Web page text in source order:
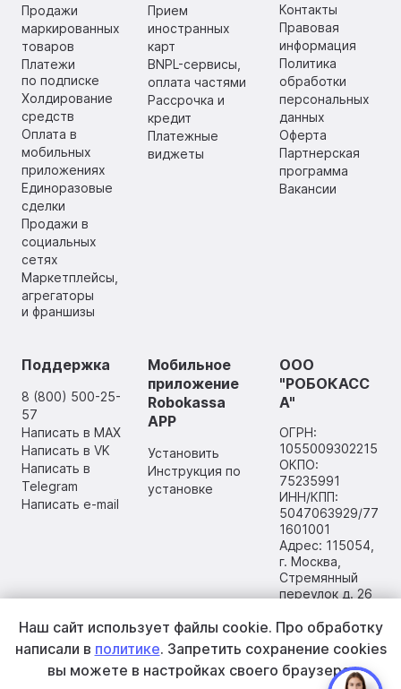
Продажи
маркированных
товаров
Платежи
по подписке
Холдирование
средств
Оплата в
мобильных
приложениях
Единоразовые
сделки
Продажи в
социальных
сетях
Маркетплейсы,
агрегаторы
и франшизы
Прием
иностранных
карт
BNPL-сервисы,
оплата частями
Рассрочка и
кредит
Платежные
виджеты
Контакты
Правовая
информация
Политика
обработки
персональных
данных
Оферта
Партнерская
программа
Вакансии
Поддержка
8 (800) 500-25-
57
Написать в MAX
Написать в VK
Написать в
Telegram
Написать e-mail
Мобильное
приложение
Robokassa
APP
Установить
Инструкция по
установке
ООО
"РОБОКАСС
А"
ОГРН:
1055009302215
ОКПО:
75235991
ИНН/КПП:
5047063929/77
1601001
Адрес: 115054,
г. Москва,
Стремянный
переулок д. 26
Наш сайт использует файлы cookie. Про обработку
написали в политике. Запретить сохранение cookies
вы можете в настройках своего браузера.